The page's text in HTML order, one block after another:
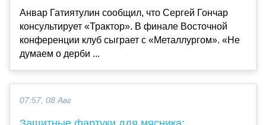
Анвар Гатиятулин сообщил, что Сергей Гончар
консультирует «Трактор». В финале Восточной
конференции клуб сыграет с «Металлургом». «Не
думаем о дерби ...
07:57, 08 Авг